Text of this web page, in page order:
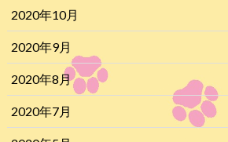
2020年10月
2020年9月
2020年8月
2020年7月